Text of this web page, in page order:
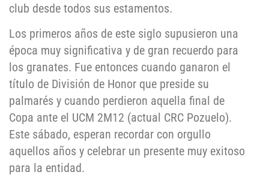
club desde todos sus estamentos.
Los primeros años de este siglo supusieron una
época muy significativa y de gran recuerdo para
los granates. Fue entonces cuando ganaron el
título de División de Honor que preside su
palmarés y cuando perdieron aquella final de
Copa ante el UCM 2M12 (actual CRC Pozuelo).
Este sábado, esperan recordar con orgullo
aquellos años y celebrar un presente muy exitoso
para la entidad.